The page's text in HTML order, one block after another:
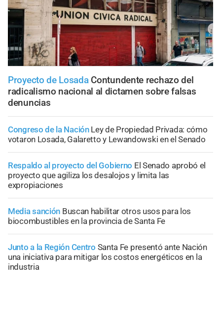
Proyecto de Losada Contundente rechazo del
radicalismo nacional al dictamen sobre falsas
denuncias
Congreso de la Nación Ley de Propiedad Privada: cómo
votaron Losada, Galaretto y Lewandowski en el Senado
Respaldo al proyecto del Gobierno El Senado aprobó el
proyecto que agiliza los desalojos y limita las
expropiaciones
Media sanción Buscan habilitar otros usos para los
biocombustibles en la provincia de Santa Fe
Junto a la Región Centro Santa Fe presentó ante Nación
una iniciativa para mitigar los costos energéticos en la
industria